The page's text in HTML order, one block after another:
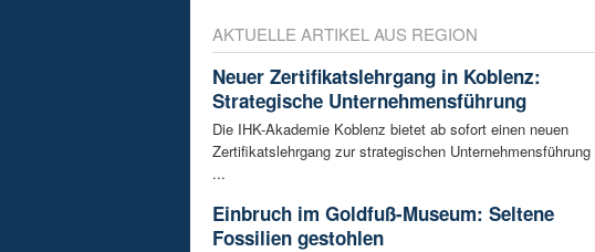
AKTUELLE ARTIKEL AUS REGION
Neuer Zertifikatslehrgang in Koblenz:
Strategische Unternehmensführung
Die IHK-Akademie Koblenz bietet ab sofort einen neuen
Zertifikatslehrgang zur strategischen Unternehmensführung
...
Einbruch im Goldfuß-Museum: Seltene
Fossilien gestohlen